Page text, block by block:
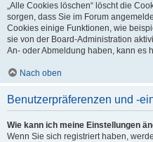
„Alle Cookies löschen“ löscht die
sorgen, dass Sie im Forum
Cookies einige Funktionen, wie
sie von der Board-Administration
An- oder Abmeldung haben, kann es
Nach oben
Benutzerpräferenzen und -
Wie kann ich meine Einstellungen
Wenn Sie sich registriert haben,